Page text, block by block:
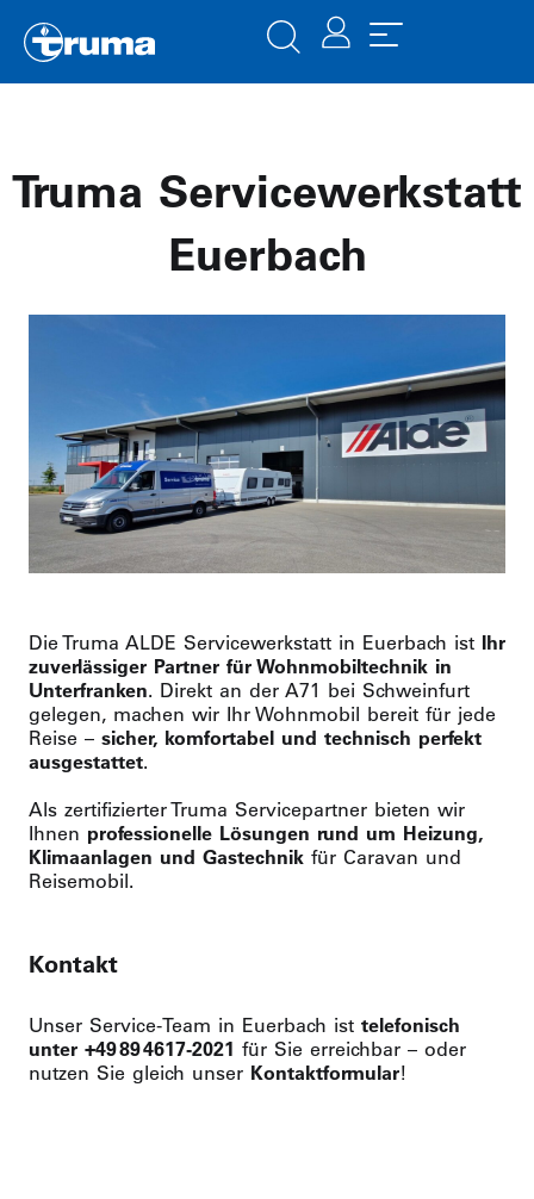
Truma Servicewerkstatt
Euerbach
Die Truma ALDE Servicewerkstatt in Euerbach ist Ihr
zuverlässiger Partner für Wohnmobiltechnik in
Unterfranken. Direkt an der A71 bei Schweinfurt
gelegen, machen wir Ihr Wohnmobil bereit für jede
Reise – sicher, komfortabel und technisch perfekt
ausgestattet.
Als zertifizierter Truma Servicepartner bieten wir
Ihnen professionelle Lösungen rund um Heizung,
Klimaanlagen und Gastechnik für Caravan und
Reisemobil.
Kontakt
Unser Service‑Team in Euerbach ist telefonisch
unter +49 89 4617‑2021 für Sie erreichbar – oder
nutzen Sie gleich unser Kontaktformular!